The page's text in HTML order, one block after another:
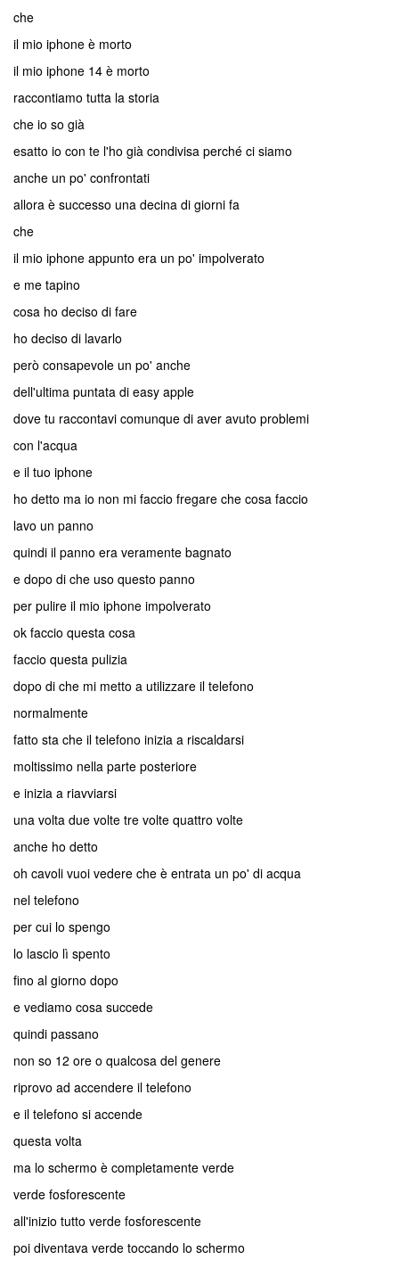
che
il mio iphone è morto
il mio iphone 14 è morto
raccontiamo tutta la storia
che io so già
esatto io con te l'ho già condivisa perché ci siamo
anche un po' confrontati
allora è successo una decina di giorni fa
che
il mio iphone appunto era un po' impolverato
e me tapino
cosa ho deciso di fare
ho deciso di lavarlo
però consapevole un po' anche
dell'ultima puntata di easy apple
dove tu raccontavi comunque di aver avuto problemi
con l'acqua
e il tuo iphone
ho detto ma io non mi faccio fregare che cosa faccio
lavo un panno
quindi il panno era veramente bagnato
e dopo di che uso questo panno
per pulire il mio iphone impolverato
ok faccio questa cosa
faccio questa pulizia
dopo di che mi metto a utilizzare il telefono
normalmente
fatto sta che il telefono inizia a riscaldarsi
moltissimo nella parte posteriore
e inizia a riavviarsi
una volta due volte tre volte quattro volte
anche ho detto
oh cavoli vuoi vedere che è entrata un po' di acqua
nel telefono
per cui lo spengo
lo lascio lì spento
fino al giorno dopo
e vediamo cosa succede
quindi passano
non so 12 ore o qualcosa del genere
riprovo ad accendere il telefono
e il telefono si accende
questa volta
ma lo schermo è completamente verde
verde fosforescente
all'inizio tutto verde fosforescente
poi diventava verde toccando lo schermo